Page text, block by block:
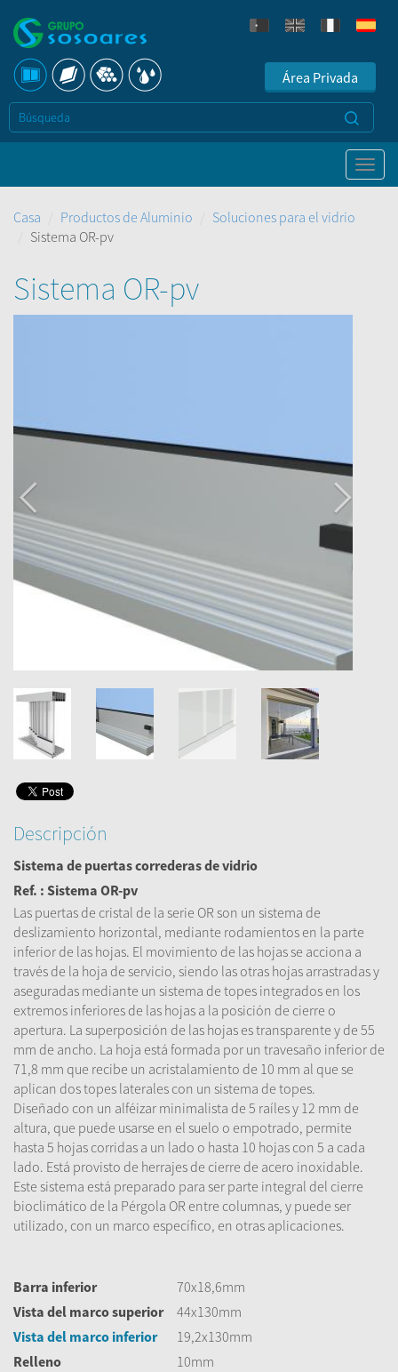
Área Privada
Casa Productos de Aluminio
Soluciones para el vidrio
Sistema OR-pv
Sistema OR-pv
Descripción
Sistema de puertas correderas de vidrio
Ref. : Sistema OR-pv
Las puertas de cristal de la serie OR son un sistema de
deslizamiento horizontal, mediante rodamientos en la parte
inferior de las hojas. El movimiento de las hojas se acciona a
través de la hoja de servicio, siendo las otras hojas arrastradas y
aseguradas mediante un sistema de topes integrados en los
extremos inferiores de las hojas a la posición de cierre o
apertura. La superposición de las hojas es transparente y de 55
mm de ancho. La hoja está formada por un travesaño inferior de
71,8 mm que recibe un acristalamiento de 10 mm al que se
aplican dos topes laterales con un sistema de topes.
Diseñado con un alféizar minimalista de 5 raíles y 12 mm de
altura, que puede usarse en el suelo o empotrado, permite
hasta 5 hojas corridas a un lado o hasta 10 hojas con 5 a cada
lado. Está provisto de herrajes de cierre de acero inoxidable.
Este sistema está preparado para ser parte integral del cierre
bioclimático de la Pérgola OR entre columnas, y puede ser
utilizado, con un marco específico, en otras aplicaciones.
Barra inferior
70x18,6mm
Vista del marco superior
Vista del marco inferior
44x130mm
19,2x130mm
Relleno
10mm